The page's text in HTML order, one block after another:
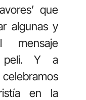
que
algunas y
mensaje
peli. Y a
en la